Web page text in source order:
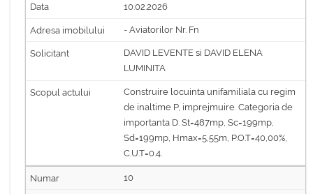
10.02.2026
- Aviatorilor Nr. Fn
DAVID LEVENTE si DAVID ELENA
LUMINITA
Construire locuinta unifamiliala cu regim
de inaltime P, imprejmuire. Categoria de
importanta D. St=487mp, Sc=199mp,
Sd=199mp, Hmax=5,55m, P.O.T=40,00%,
C.U.T=0.4.
10